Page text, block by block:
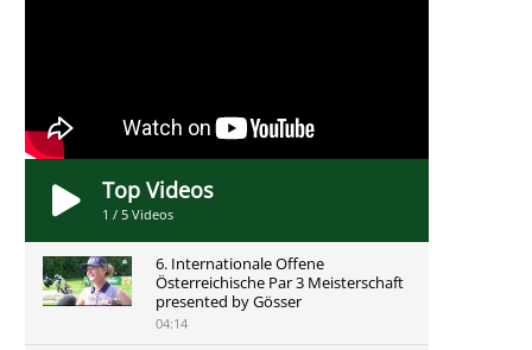
Top Videos
1 / 5 Videos
6. Internationale Offene
Österreichische Par 3 Meisterschaft
presented by Gösser
04:14